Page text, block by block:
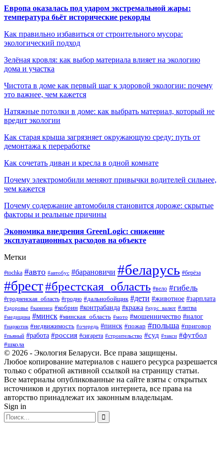
Европа оказалась под ударом экстремальной жары:
температура бьёт исторические рекорды
Как правильно избавиться от строительного мусора:
экологический подход
Зелёная кровля: как выбор материала влияет на экологию
дома и участка
Чистота в доме как первый шаг к здоровой экологии: почему
это важнее, чем кажется
Натяжные потолки в доме: как выбрать материал, который не
вредит экологии
Как старая крыша загрязняет окружающую среду: путь от
демонтажа к переработке
Как сочетать диван и кресла в одной комнате
Почему электромобили меняют привычки водителей сильнее,
чем кажется
Почему содержание автомобиля становится дороже: скрытые
факторы и реальные причины
Экономика внедрения GreenLogic: снижение
эксплуатационных расходов на объекте
Метки
#tochka #авто #автобус #барановичи #беларусь #берёза
#брест#брестская_область #вело #гибель
#гродненская_область #гродно #дальнобойщик #дети #животное #зарплата
#здоровье #каменец #кобрин #контрабанда #кража #курс_валют #литва
#медицина #минск #минская_область #мото #мошенничество #налог
#наркотик #недвижимость #очередь #пинск #пожар #польша #приговор
#пьяный #работа #россия #сигарета #строительство #суд #такси #футбол
#школа
© 2026 - Экология Беларуси. Все права защищены.
Любое копирование материалов с нашего ресурса разрешается
только с обратной активной ссылкой на страницу статьи.
Все материалы опубликованные на сайте взяты с открытых
источников и других порталов интернета, все права на
авторство принадлежат их законным владельцам.
Sign in